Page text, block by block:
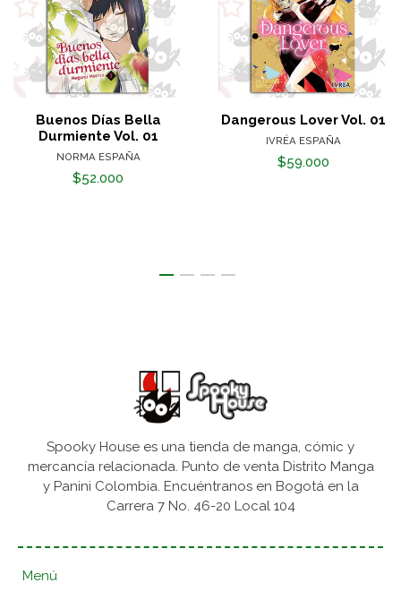
Buenos Días Bella
Durmiente Vol. 01
NORMA ESPAÑA
$52.000
Dangerous Lover Vol. 01
IVRÉA ESPAÑA
$59.000
Spooky House es una tienda de manga, cómic y
mercancía relacionada. Punto de venta Distrito Manga
y Panini Colombia. Encuéntranos en Bogotá en la
Carrera 7 No. 46-20 Local 104
Menú